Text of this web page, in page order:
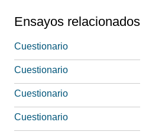
Ensayos relacionados
Cuestionario
Cuestionario
Cuestionario
Cuestionario